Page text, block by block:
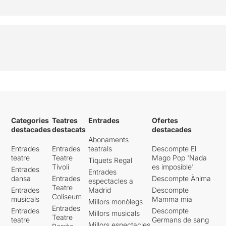
soldat que guarda en el
calaix de les seves
joguines.... o
que es desenvolupa
únicament dins de la tenda
de campanya
mentre a
l'exterior no cau ni una gota
... o l'aparició d'uns éssers
en forma de cuc gegantí,
que es remou en sortir de les
entranyes de la terra, ... o el
Categories
destacades
Entrades
teatre
Entrades
dansa
Entrades
musicals
Entrades
teatre
Teatres
destacats
Entrades
Teatre
Tívoli
Entrades
Teatre
Coliseum
Entrades
Teatre
Entrades
Abonaments
teatrals
Tiquets Regal
Entrades
espectacles a
Madrid
Millors monòlegs
Millors musicals
Ofertes
destacades
Descompte El
Mago Pop 'Nada
es imposible'
Descompte Ànima
Descompte
Mamma mia
Descompte
Germans de sang